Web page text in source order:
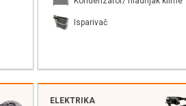
Isparivač
ELEKTRIKA